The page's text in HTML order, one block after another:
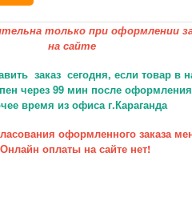
только при оформлении
на сайте
заказ сегодня, если товар в
через 99 мин после оформления
время из офиса г.Караганда
оформленного заказа
оплаты на сайте нет!